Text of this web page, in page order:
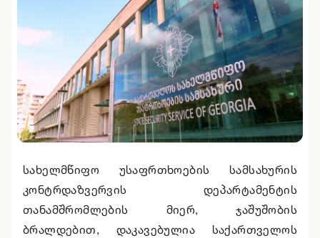
სახელმწიფო უსაფრთხოების სამსახურის
კონტრდაზვერვის დეპარტამენტის
თანამშრომლების მიერ, ჯაშუშობის
ბრალდებით, დაკავებულია საქართველოს